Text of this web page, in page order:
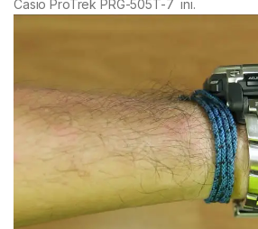
Casio ProTrek PRG-505T-7 ini.